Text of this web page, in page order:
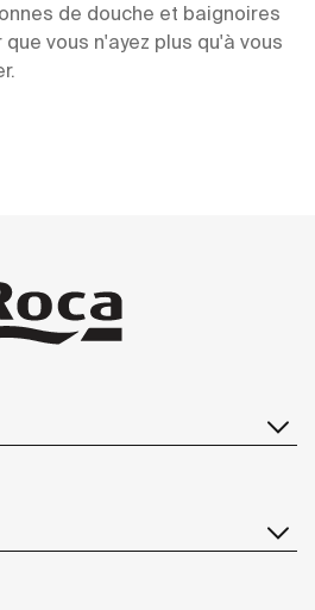
de douche et baignoires
vous n'ayez plus qu'à vous